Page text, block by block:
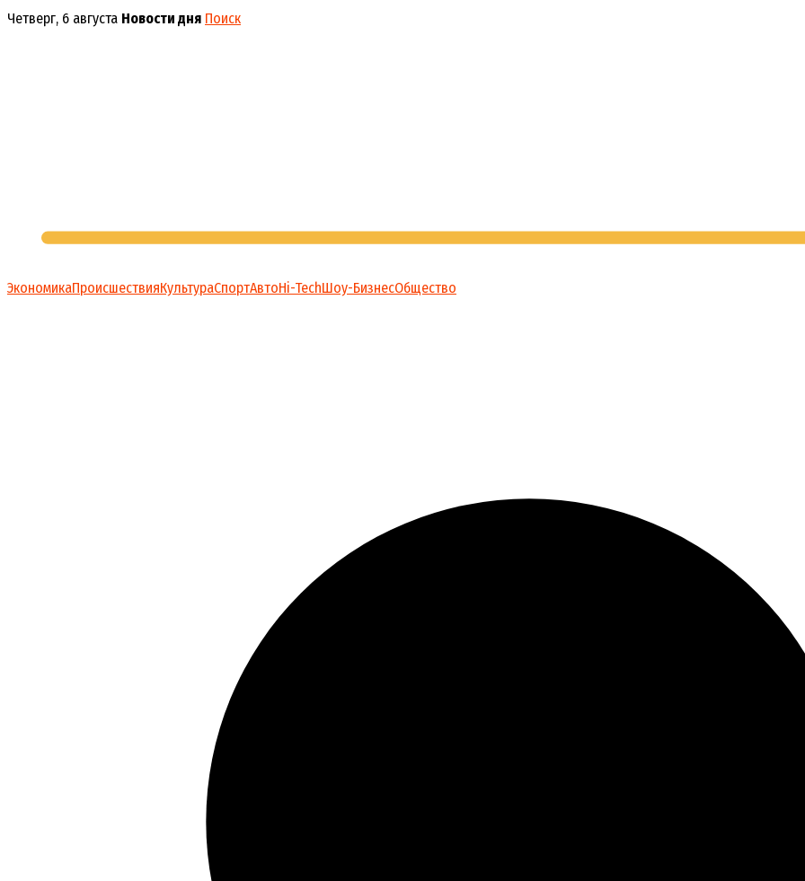
Перейти
Четверг, 6 августа Новости дня Поиск
ЭкономикаПроисшествияКультураСпортАвтоHi-TechШоу-БизнесОбщество